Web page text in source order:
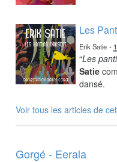
Les
Erik Satie -
“Les
Satie
dansé.
Voir tous les articles de
Gorgé - Eerala